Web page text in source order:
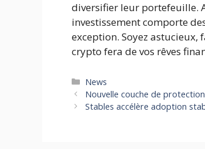
diversifier leur portefeuille.
investissement comporte
exception. Soyez astucieux,
crypto fera de vos rêves
Catégories
News
Nouvelle couche de
Stables accélère adoption